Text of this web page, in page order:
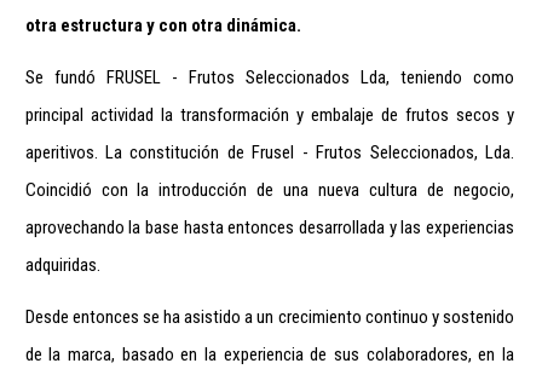
otra estructura y con otra dinámica.
Se fundó FRUSEL - Frutos Seleccionados Lda, teniendo como
principal actividad la transformación y embalaje de frutos secos y
aperitivos. La constitución de Frusel - Frutos Seleccionados, Lda.
Coincidió con la introducción de una nueva cultura de negocio,
aprovechando la base hasta entonces desarrollada y las experiencias
adquiridas.
Desde entonces se ha asistido a un crecimiento continuo y sostenido
de la marca, basado en la experiencia de sus colaboradores, en la